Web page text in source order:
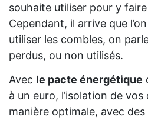
souhaite utiliser pour y
Cependant, il arrive que
utiliser les combles, on
perdus, ou non utilisés.
Avec le pacte énergétique
à un euro, l’isolation de
manière optimale, avec